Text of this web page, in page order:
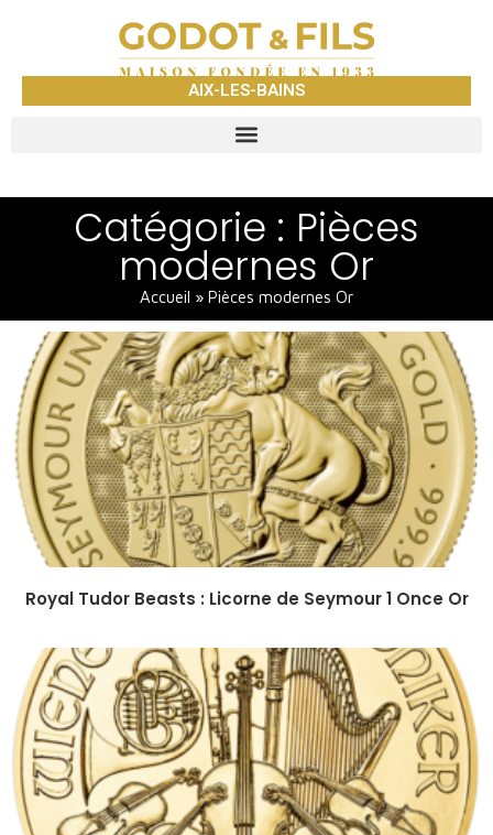
AIX-LES-BAINS
Catégorie : Pièces
modernes Or
Accueil » Pièces modernes Or
Royal Tudor Beasts : Licorne de Seymour 1 Once Or